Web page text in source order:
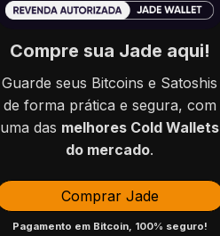
Compre sua Jade aqui!
Guarde seus Bitcoins e Satoshis
de forma prática e segura, com
uma das melhores Cold Wallets
do mercado.
Comprar Jade
Pagamento em Bitcoin, 100% seguro!